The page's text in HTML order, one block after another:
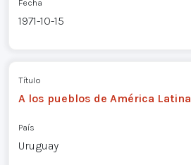
Fecha
1971-10-15
Título
A los pueblos de América Latina
País
Uruguay